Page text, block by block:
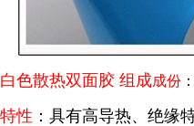
白色散热双面胶 组成成份
特性 ：具有高导热、绝缘